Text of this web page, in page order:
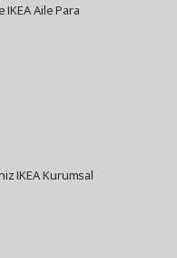
Aile Para
IKEA Kurumsal